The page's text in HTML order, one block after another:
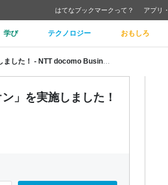
はてなブックマークって？ アプリ
学び テクノロジー おもしろ
」を実施しました！